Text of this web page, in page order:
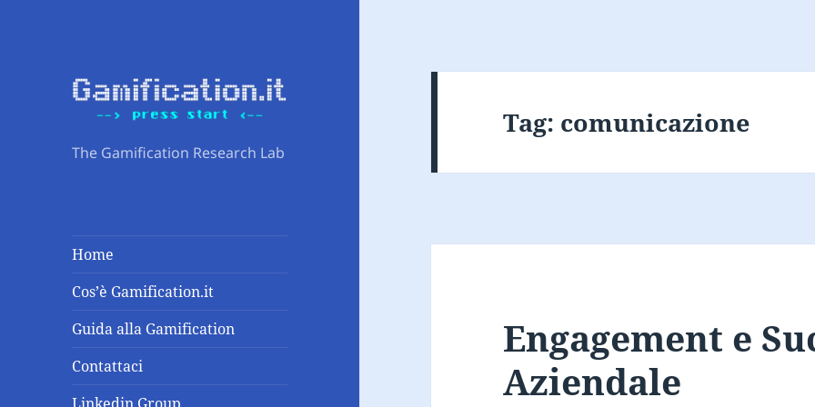
The Gamification Research Lab
Home
Cos’è Gamification.it
Guida alla Gamification
Contattaci
Tag: comunicazione
Engagement e
Aziendale